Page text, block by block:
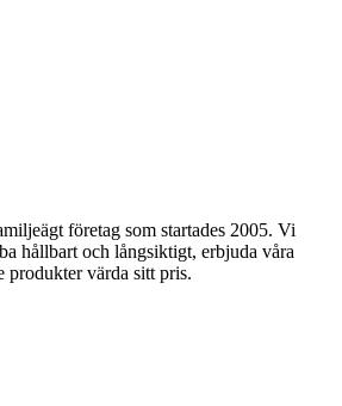
företag som startades 2005. Vi
hållbart och långsiktigt, erbjuda våra
produkter värda sitt pris.